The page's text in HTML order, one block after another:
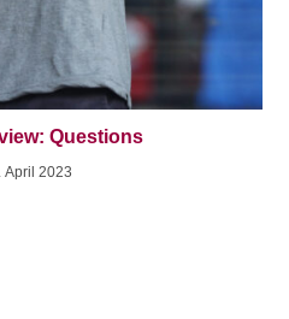
Questions
April 2023